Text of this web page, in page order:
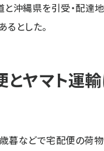
と沖縄県を引受・配達
とした。
とヤマト運
暮などで宅配便の荷